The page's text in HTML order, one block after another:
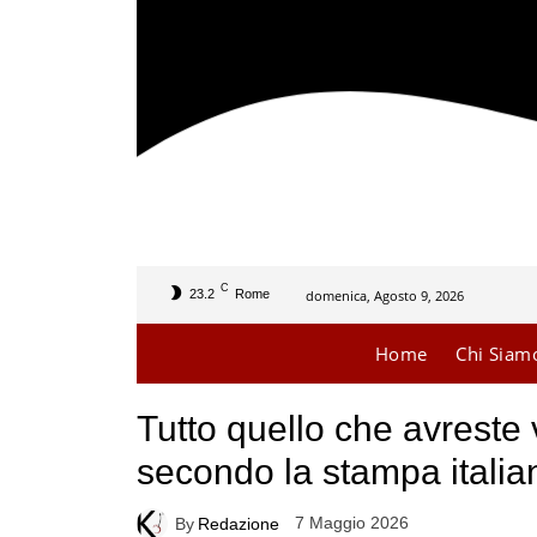
23.2 C Rome domenica, Agosto 9, 2026
Home Chi
Tutto quello che
secondo la stampa
By Redazione 7 Maggio 2026